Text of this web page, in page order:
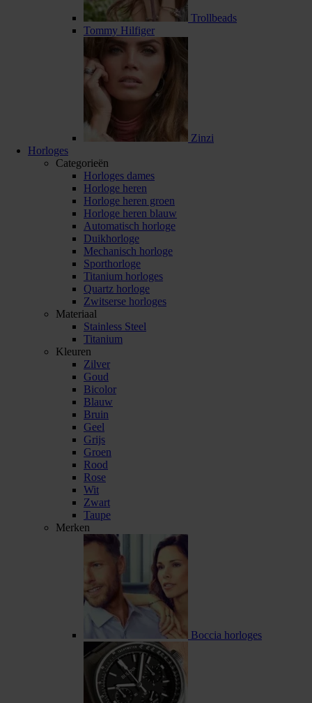
Trollbeads
Tommy Hilfiger
Zinzi
Horloges
Categorieën
Horloges dames
Horloge heren
Horloge heren groen
Horloge heren blauw
Automatisch horloge
Duikhorloge
Mechanisch horloge
Sporthorloge
Titanium horloges
Quartz horloge
Zwitserse horloges
Materiaal
Stainless Steel
Titanium
Kleuren
Zilver
Goud
Bicolor
Blauw
Bruin
Geel
Grijs
Groen
Rood
Rose
Wit
Zwart
Taupe
Merken
Boccia horloges